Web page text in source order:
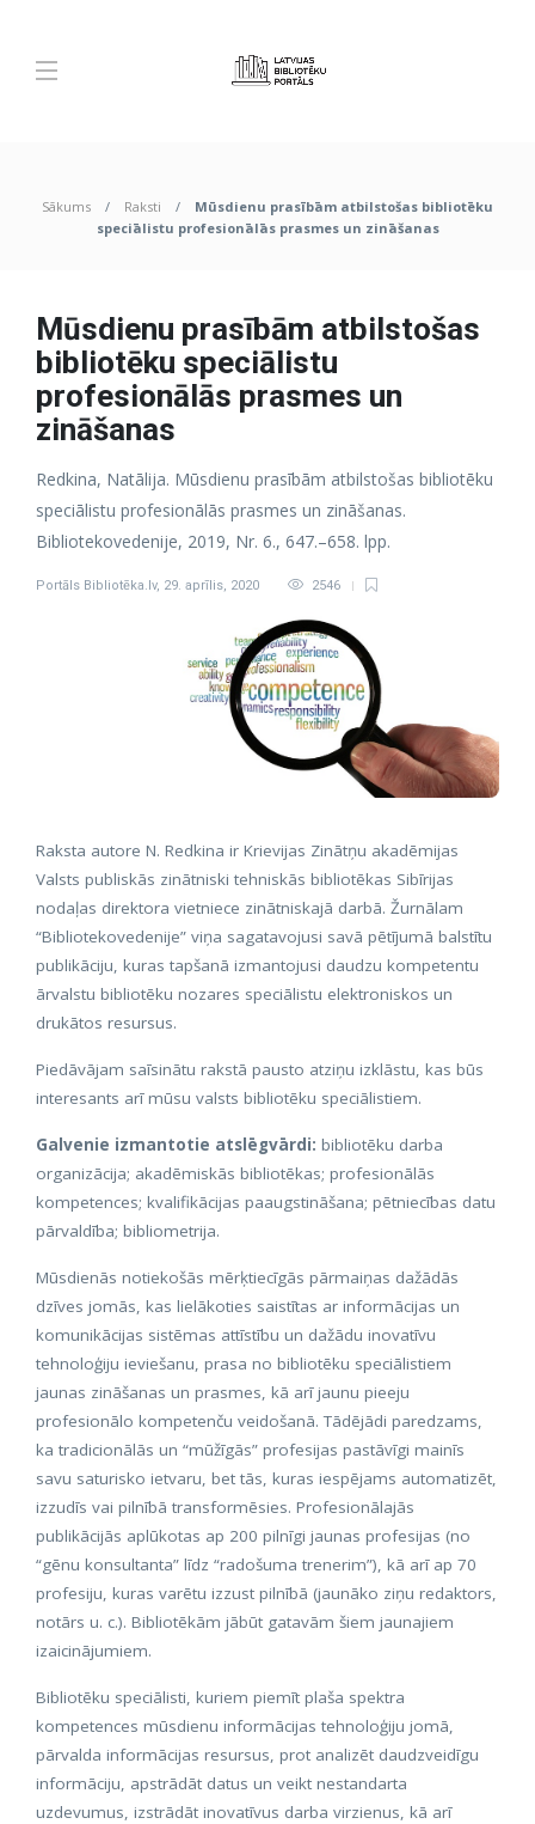
Sākums Raksti
Mūsdienu prasībām atbilstošas bibliotēku
speciālistu profesionālās prasmes un zināšanas
Mūsdienu prasībām atbilstošas
bibliotēku speciālistu
profesionālās prasmes un
zināšanas
Redkina, Natālija. Mūsdienu prasībām atbilstošas bibliotēku
speciālistu profesionālās prasmes un zināšanas.
Bibliotekovedenije, 2019, Nr. 6., 647.–658. lpp.
Portāls Bibliotēka.lv, 29. aprīlis, 2020 2546
Raksta autore N. Redkina ir Krievijas Zinātņu akadēmijas
Valsts publiskās zinātniski tehniskās bibliotēkas Sibīrijas
nodaļas direktora vietniece zinātniskajā darbā. Žurnālam
“Bibliotekovedenije” viņa sagatavojusi savā pētījumā balstītu
publikāciju, kuras tapšanā izmantojusi daudzu kompetentu
ārvalstu bibliotēku nozares speciālistu elektroniskos un
drukātos resursus.
Piedāvājam saīsinātu rakstā pausto atziņu izklāstu, kas būs
interesants arī mūsu valsts bibliotēku speciālistiem.
Galvenie izmantotie atslēgvārdi: bibliotēku darba
organizācija; akadēmiskās bibliotēkas; profesionālās
kompetences; kvalifikācijas paaugstināšana; pētniecības datu
pārvaldība; bibliometrija.
Mūsdienās notiekošās mērķtiecīgās pārmaiņas dažādās
dzīves jomās, kas lielākoties saistītas ar informācijas un
komunikācijas sistēmas attīstību un dažādu inovatīvu
tehnoloģiju ieviešanu, prasa no bibliotēku speciālistiem
jaunas zināšanas un prasmes, kā arī jaunu pieeju
profesionālo kompetenču veidošanā. Tādējādi paredzams,
ka tradicionālās un “mūžīgās” profesijas pastāvīgi mainīs
savu saturisko ietvaru, bet tās, kuras iespējams automatizēt,
izzudīs vai pilnībā transformēsies. Profesionālajās
publikācijās aplūkotas ap 200 pilnīgi jaunas profesijas (no
“gēnu konsultanta” līdz “radošuma trenerim”), kā arī ap 70
profesiju, kuras varētu izzust pilnībā (jaunāko ziņu redaktors,
notārs u. c.). Bibliotēkām jābūt gatavām šiem jaunajiem
izaicinājumiem.
Bibliotēku speciālisti, kuriem piemīt plaša spektra
kompetences mūsdienu informācijas tehnoloģiju jomā,
pārvalda informācijas resursus, prot analizēt daudzveidīgu
informāciju, apstrādāt datus un veikt nestandarta
uzdevumus, izstrādāt inovatīvus darba virzienus, kā arī